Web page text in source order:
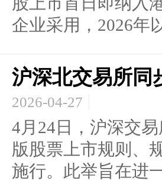
企业采用，2026年
沪深北交易所同
2026-04-27
4月24日，沪深交
版股票上市规则、
施行。此举旨在进